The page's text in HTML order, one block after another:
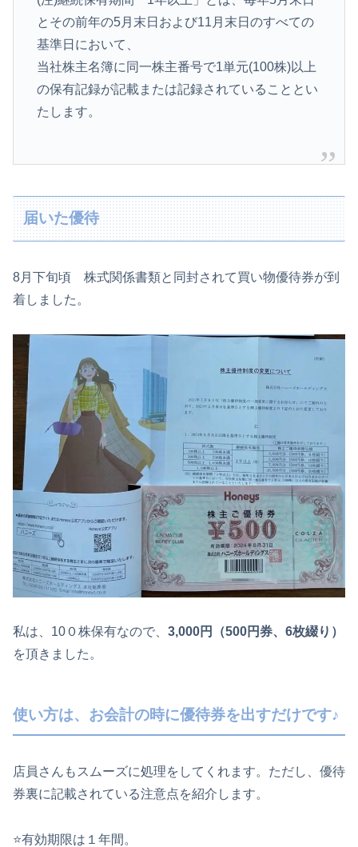
とその前年の5月末日および11月末日のすべての
基準日において、
当社株主名簿に同一株主番号で1単元(100株)以上
の保有記録が記載または記録されていることとい
たします。
届いた優待
8月下旬頃 株式関係書類と同封されて買い物優待券が到
着しました。
私は、10０株保有なので、 3,000円（500円券、6枚綴り）
を頂きました。
使い方は、お会計の時に優待券を出すだけです♪
店員さんもスムーズに処理をしてくれます。ただし、優待
券裏に記載されている注意点を紹介します。
⭐️有効期限は１年間。